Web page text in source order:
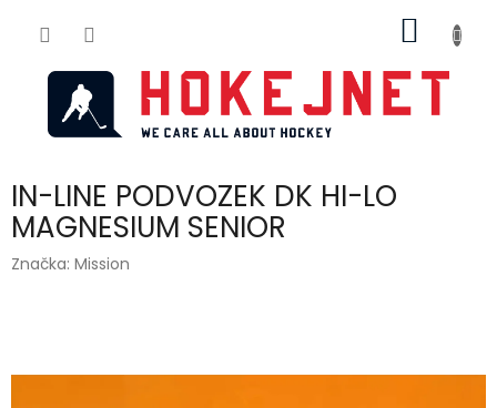
KOŠÍK
IN-LINE PODVOZEK DK HI-LO
MAGNESIUM SENIOR
Značka: Mission